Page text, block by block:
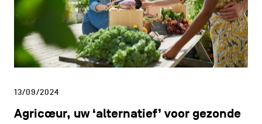
13/09/2024
Agricœur, uw ‘alternatief’ voor gezonde